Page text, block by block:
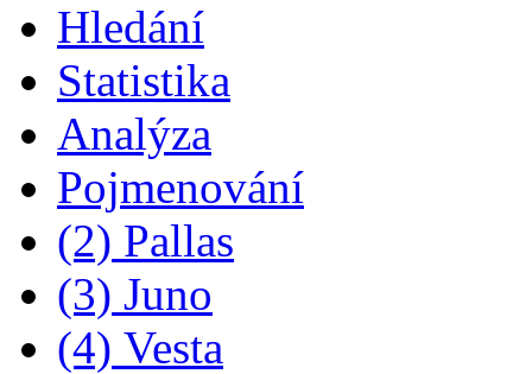
Hledání
Statistika
Analýza
Pojmenování
(2) Pallas
(3) Juno
(4) Vesta